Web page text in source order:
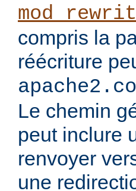
compris la
réécriture
Le chemin
peut inclure
renvoyer
une